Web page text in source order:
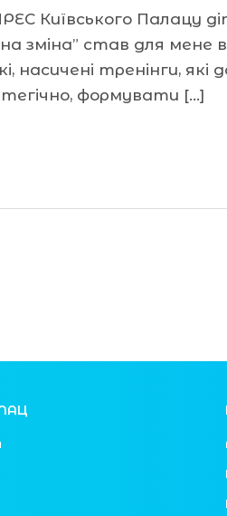
Київського Палацу
зміна” став для
насичені тренінги,
формувати […]